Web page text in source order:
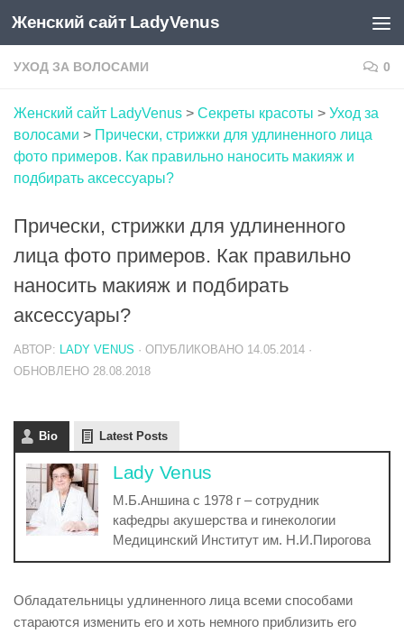
Skip to content
Женский сайт LadyVenus
УХОД ЗА ВОЛОСАМИ 0
Женский сайт LadyVenus > Секреты красоты > Уход за
волосами > Прически, стрижки для удлиненного лица
фото примеров. Как правильно наносить макияж и
подбирать аксессуары?
Прически, стрижки для удлиненного
лица фото примеров. Как правильно
наносить макияж и подбирать
аксессуары?
АВТОР: LADY VENUS · ОПУБЛИКОВАНО 14.05.2014 ·
ОБНОВЛЕНО 28.08.2018
Bio Latest Posts
Lady Venus
М.Б.Аншина с 1978 г – сотрудник
кафедры акушерства и гинекологии
Медицинский Институт им. Н.И.Пирогова
Обладательницы удлиненного лица всеми способами
стараются изменить его и хоть немного приблизить его